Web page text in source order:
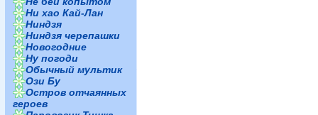
Ни хао Кай-Лан
Ниндзя
Ниндзя черепашки
Новогодние
Ну погоди
Обычный мультик
Ози Бу
Остров отчаянных
героев